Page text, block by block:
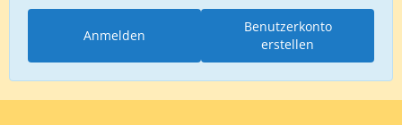
Benutzerkonto
erstellen
Anmelden